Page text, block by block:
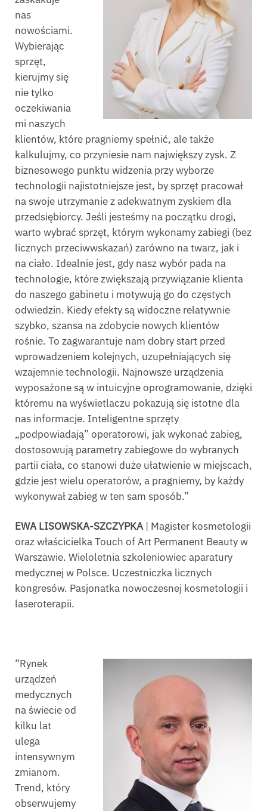
nas
nowościami.
Wybierając
sprzęt,
kierujmy się
nie tylko
oczekiwania
mi naszych
klientów, które pragniemy spełnić, ale także
kalkulujmy, co przyniesie nam największy zysk. Z
biznesowego punktu widzenia przy wyborze
technologii najistotniejsze jest, by sprzęt pracował
na swoje utrzymanie z adekwatnym zyskiem dla
przedsiębiorcy. Jeśli jesteśmy na początku drogi,
warto wybrać sprzęt, którym wykonamy zabiegi (bez
licznych przeciwwskazań) zarówno na twarz, jak i
na ciało. Idealnie jest, gdy nasz wybór pada na
technologie, które zwiększają przywiązanie klienta
do naszego gabinetu i motywują go do częstych
odwiedzin. Kiedy efekty są widoczne relatywnie
szybko, szansa na zdobycie nowych klientów
rośnie. To zagwarantuje nam dobry start przed
wprowadzeniem kolejnych, uzupełniających się
wzajemnie technologii. Najnowsze urządzenia
wyposażone są w intuicyjne oprogramowanie, dzięki
któremu na wyświetlaczu pokazują się istotne dla
nas informacje. Inteligentne sprzęty
„podpowiadają” operatorowi, jak wykonać zabieg,
dostosowują parametry zabiegowe do wybranych
partii ciała, co stanowi duże ułatwienie w miejscach,
gdzie jest wielu operatorów, a pragniemy, by każdy
wykonywał zabieg w ten sam sposób.”
EWA LISOWSKA-SZCZYPKA| Magister kosmetologii
oraz właścicielka Touch of Art Permanent Beauty w
Warszawie. Wieloletnia szkoleniowiec aparatury
medycznej w Polsce. Uczestniczka licznych
kongresów. Pasjonatka nowoczesnej kosmetologii i
laseroterapii.
“Rynek
urządzeń
medycznych
na świecie od
kilku lat
ulega
intensywnym
zmianom.
Trend, który
obserwujemy